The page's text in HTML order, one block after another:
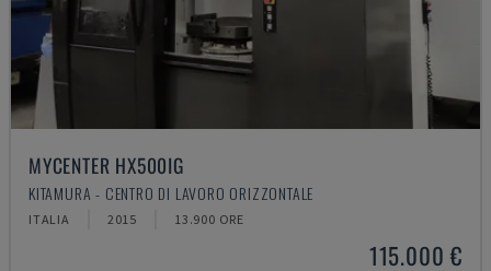
MYCENTER HX500IG
KITAMURA - CENTRO DI LAVORO ORIZZONTALE
ITALIA 2015 13.900 ORE
115.000 €